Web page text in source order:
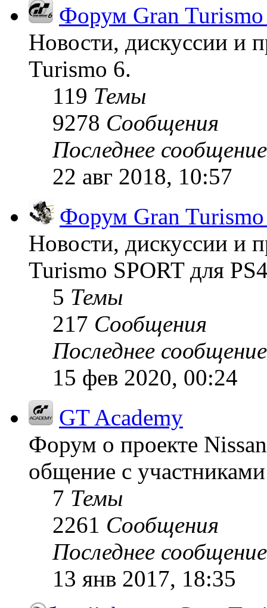
Форум Gran
Новости, дискуссии и
Turismo 6.
119 Темы
9278 Сообщения
Последнее сообщение
22 авг 2018, 10:57
Форум Gran Turismo
Новости, дискуссии и
Turismo SPORT для
5 Темы
217 Сообщения
Последнее сообщение
15 фев 2020, 00:24
GT Academy
Форум о проекте
общение с
7 Темы
2261 Сообщения
Последнее сообщение
13 янв 2017, 18:35